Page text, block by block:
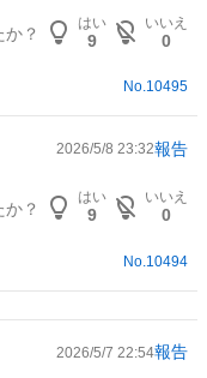
？
はい
9
いいえ
0
No.10495
2026/5/8 23:32報告
？
はい
9
いいえ
0
No. 10494
2026/5/7 22:54報告